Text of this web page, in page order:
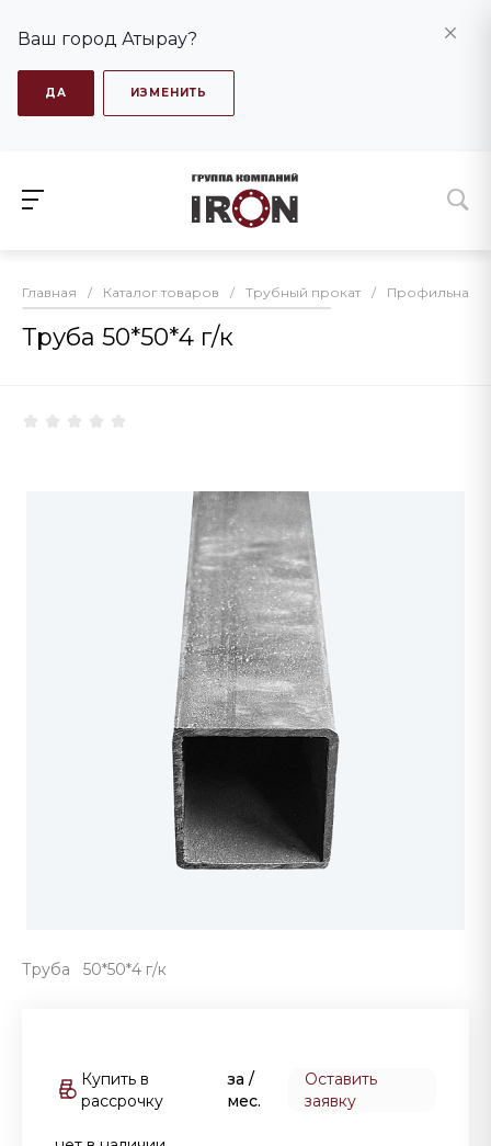
Ваш город Атырау?
ДА ИЗМЕНИТЬ
Главная / Каталог товаров / Трубный прокат / Профильная
Труба 50*50*4 г/к
Труба 50*50*4 г/к
Купить в
рассрочку
за/
мес.
Оставить
заявку